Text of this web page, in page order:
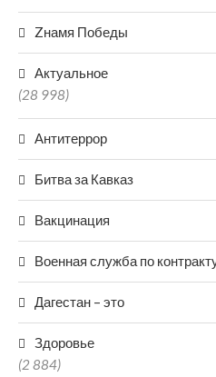
Zнамя Победы
Актуальное
(28 998)
Антитеррор
Битва за Кавказ
Вакцинация
Военная служба по
Дагестан – это
Здоровье
(2 884)